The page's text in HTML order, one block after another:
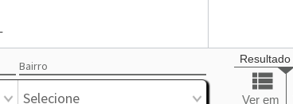
Mapa
Bairro
Selecione
Ver em